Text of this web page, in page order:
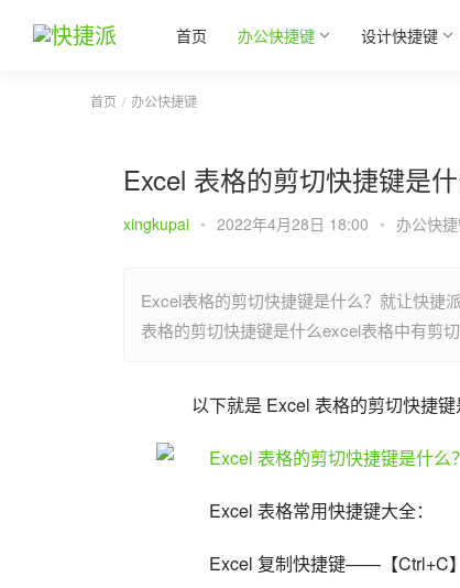
首页 办公快捷键 设计快捷键
首页 办公快捷键
Excel 表格的剪切快捷键是什
xingkupai • 2022年4月28日 18:00 • 办公快
Excel表格的剪切快捷键是什么？就让快捷
表格的剪切快捷键是什么excel表格中有剪
以下就是 Excel 表格的剪切快捷键
    Excel 表格常用快捷键大全：
    Excel 复制快捷键——【Ctrl+C】